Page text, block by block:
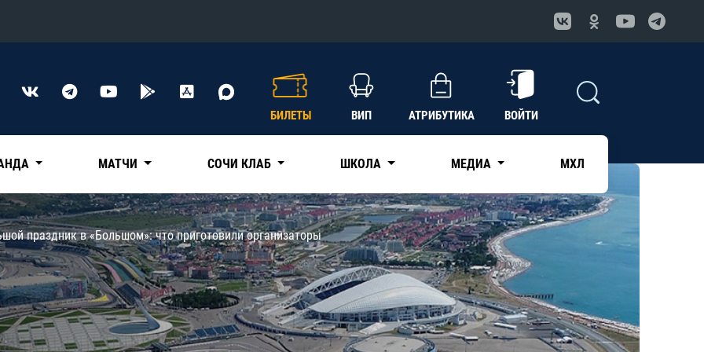
Конференция «Восток»
Нефтехимик
Трактор
Дивизион Чернышева
Авангард
Адмирал
КХЛ
БИЛЕТЫ ВИП АТРИБУТИКА ВОЙТИ
МАТЧИ СОЧИ КЛАБ ШКОЛА МЕДИА МХЛ
праздник в «Большом»: что приготовили организаторы